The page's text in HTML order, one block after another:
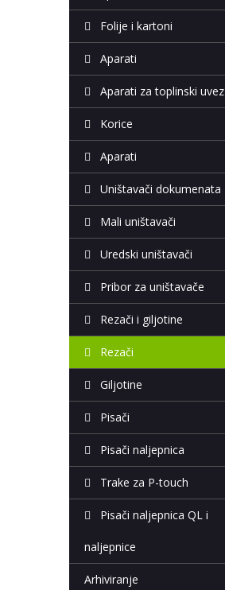
Folije i kartoni
Aparati
Aparati za toplinski uvez
Korice
Aparati
Uništavači dokumenata
Mali uništavači
Uredski uništavači
Pribor za uništavače
Rezači i giljotine
Rezači
Giljotine
Pisači
Pisači naljepnica
Trake za P-touch
Pisači naljepnica QL i
naljepnice
Arhiviranje